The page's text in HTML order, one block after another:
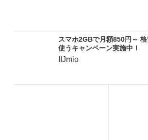
スマホ2GBで月額850円～
使うキャンペーン実施中！
IIJmio